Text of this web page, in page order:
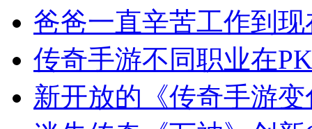
爸爸一直辛苦工作到现
传奇手游不同职业在
新开放的《传奇手游